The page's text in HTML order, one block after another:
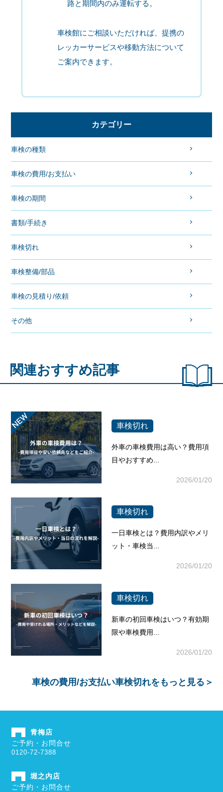
路と期間内のみ運転する。
車検館にご相談いただければ、提携の
レッカーサービスや移動方法について
ご案内できます。
カテゴリー
車検の種類
車検の費用/お支払い
車検の期間
書類/手続き
車検切れ
車検整備/部品
車検の見積り/依頼
その他
関連おすすめ記事
車検切れ
外車の車検費用は高い？費用項
目やおすすめ...
2026/01/20
車検切れ
一日車検とは？費用内訳やメリ
ット・車検当...
2026/01/20
車検切れ
新車の初回車検はいつ？有効期
限や車検費用...
2026/01/20
車検の費用/お支払い車検切れをもっと見る＞
青梅店
ご予約・お問合せ
0120-72-7388
堀之内店
ご予約・お問合せ